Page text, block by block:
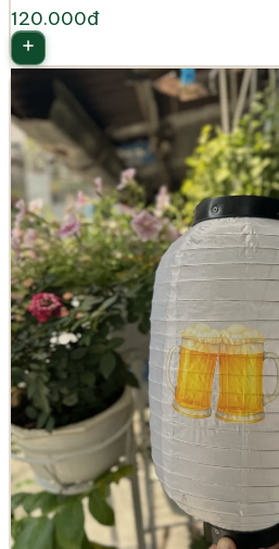
120.000đ